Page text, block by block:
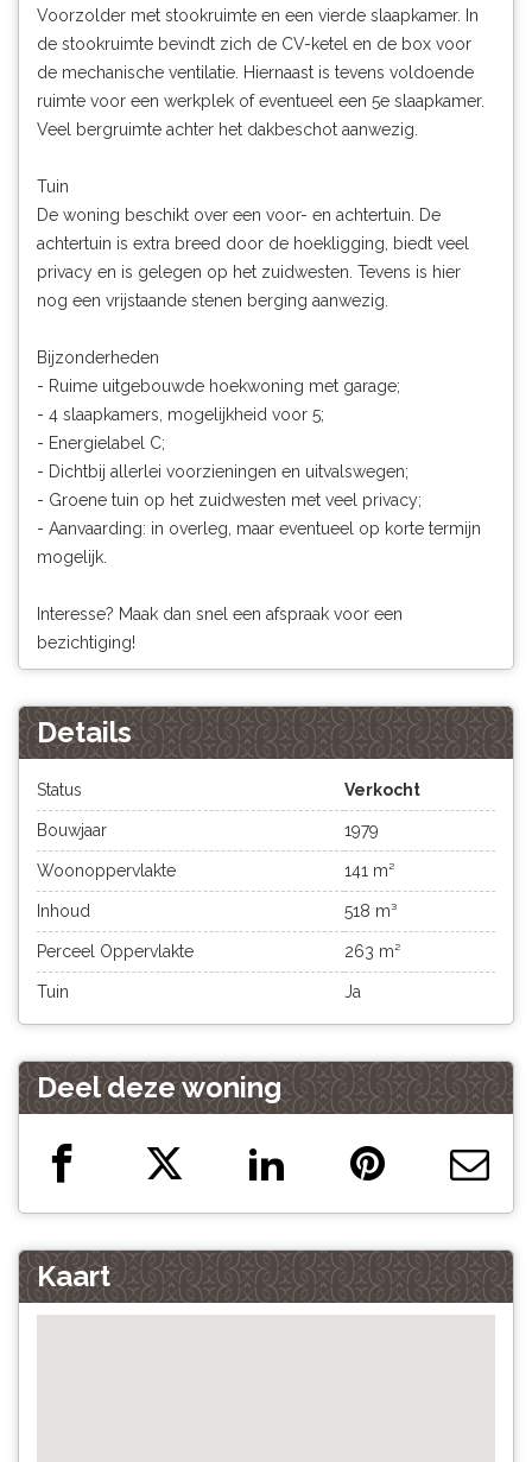
Voorzolder met stookruimte en een vierde slaapkamer. In
de stookruimte bevindt zich de CV-ketel en de box voor
de mechanische ventilatie. Hiernaast is tevens voldoende
ruimte voor een werkplek of eventueel een 5e slaapkamer.
Veel bergruimte achter het dakbeschot aanwezig.
Tuin
De woning beschikt over een voor- en achtertuin. De
achtertuin is extra breed door de hoekligging, biedt veel
privacy en is gelegen op het zuidwesten. Tevens is hier
nog een vrijstaande stenen berging aanwezig.
Bijzonderheden
- Ruime uitgebouwde hoekwoning met garage;
- 4 slaapkamers, mogelijkheid voor 5;
- Energielabel C;
- Dichtbij allerlei voorzieningen en uitvalswegen;
- Groene tuin op het zuidwesten met veel privacy;
- Aanvaarding: in overleg, maar eventueel op korte termijn
mogelijk.
Interesse? Maak dan snel een afspraak voor een
bezichtiging!
Details
Status Verkocht
Bouwjaar 1979
Woonoppervlakte 141 m²
Inhoud 518 m³
Perceel Oppervlakte 263 m²
Tuin Ja
Deel deze woning
Kaart